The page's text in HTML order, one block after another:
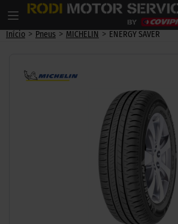
Início > Pneus > MICHELIN > ENERGY SAVER